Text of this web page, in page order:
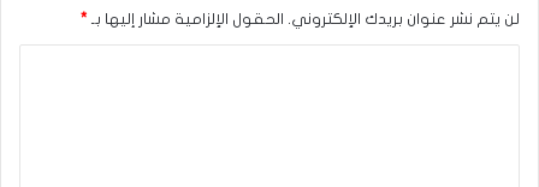
لن يتم نشر عنوان بريدك الإلكتروني. الحقول الإلزامية مشار إليها بـ *